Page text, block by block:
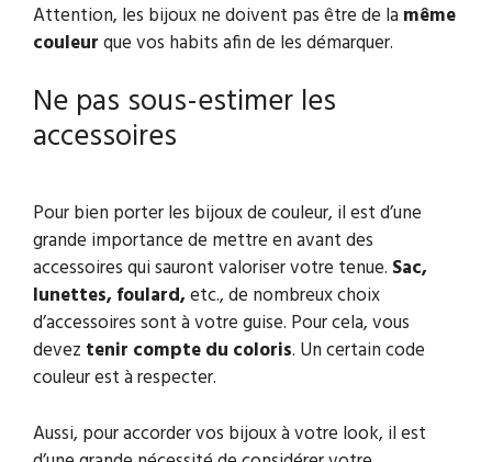
Attention, les bijoux ne doivent pas être de la même
couleurque vos habits afin de les démarquer.
Ne pas sous-estimer les
accessoires
Pour bien porter les bijoux de couleur, il est d’une
grande importance de mettre en avant des
accessoires qui sauront valoriser votre tenue. Sac,
lunettes, foulard,etc., de nombreux choix
d’accessoires sont à votre guise. Pour cela, vous
devez tenir compte du coloris. Un certain code
couleur est à respecter.
Aussi, pour accorder vos bijoux à votre look, il est